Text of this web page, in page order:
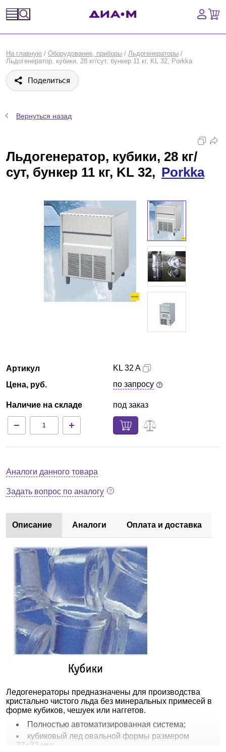
Оборудование, приборы
Расходные материалы, пластик, стекло
Химические реактивы, препараты, наборы
Библиотека
Сравнение
Красноярск
Партнеры
Доставка и оплата
На главную / Оборудование, приборы / Льдогенераторы /
Льдогенератор, кубики, 28 кг/сут, бункер 11 кг, KL 32, Porkka
Поделиться
Вернуться назад
Льдогенератор, кубики, 28 кг/
сут, бункер 11 кг, KL 32, Porkka
Артикул
Цена, руб.
Наличие на складе
KL 32 A
по запросу
под заказ
Аналоги данного товара
Задать вопрос по аналогу
Описание Аналоги Оплата и доставка
Ледогенераторы предназначены для производства
кристально чистого льда без минеральных примесей в
форме кубиков, чешуек или наггетов.
Полностью автоматизированная система;
кубиковый лед овальной формы размером
27×32 мм;